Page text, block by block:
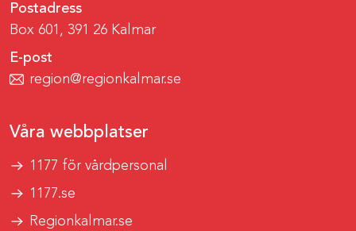
Postadress
Box 601, 391 26 Kalmar
E-post
region@regionkalmar.se
Våra webbplatser
1177 för vårdpersonal
1177.se
Regionkalmar.se